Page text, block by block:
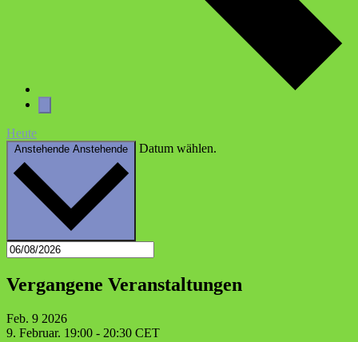
Heute
Anstehende Anstehende Datum wählen.
Vergangene Veranstaltungen
Feb. 9 2026
9. Februar. 19:00 - 20:30 CET